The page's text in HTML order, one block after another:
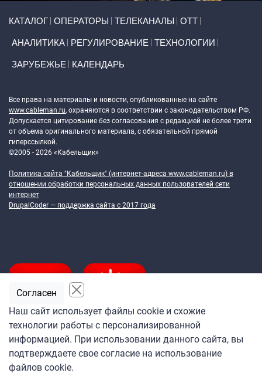
КАТАЛОГ ОПЕРАТОРЫ ТЕЛЕКАНАЛЫ ОТТ
АНАЛИТИКА РЕГУЛИРОВАНИЕ ТЕХНОЛОГИИ
ЗАРУБЕЖЬЕ КАЛЕНДАРЬ
Все права на материалы и новости, опубликованные на сайте
www.cableman.ru, охраняются в соответствии с законодательством РФ.
Допускается цитирование без согласования с редакцией не более трети
от объема оригинального материала, с обязательной прямой
гиперссылкой.
©2005 - 2026 «Кабельщик»
Политика сайта "Кабельщик" (интернет-адреса www.cableman.ru) в
отношении обработки персональных данных пользователей сети
интернет
DrupalCoder — поддержка сайта c 2017 года
Подпишитесь
на ежедневную рассылку
«Кабельщика»
Наш сайт использует файлы cookie и схожие
технологии работы с персонализированной
информацией. При использовании данного сайта, вы
подтверждаете свое согласие на использование
файлов cookie.
Согласен